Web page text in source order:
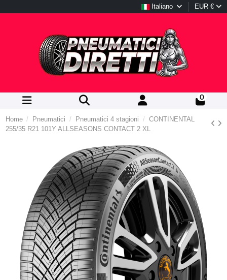
Italiano EUR €
0
Home Pneumatici Pneumatici 4 stagioni
CONTINENTAL
255/35 R21 101Y ALLSEASONS CONTACT 2 XL